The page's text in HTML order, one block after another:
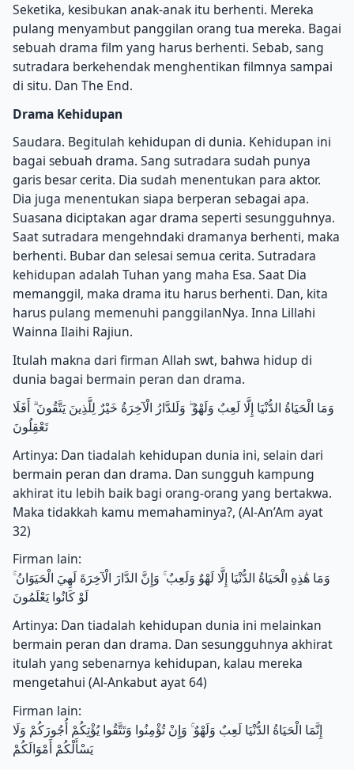
Seketika, kesibukan anak-anak itu berhenti. Mereka
pulang menyambut panggilan orang tua mereka. Bagai
sebuah drama film yang harus berhenti. Sebab, sang
sutradara berkehendak menghentikan filmnya sampai
di situ. Dan The End.
Drama Kehidupan
Saudara. Begitulah kehidupan di dunia. Kehidupan ini
bagai sebuah drama. Sang sutradara sudah punya
garis besar cerita. Dia sudah menentukan para aktor.
Dia juga menentukan siapa berperan sebagai apa.
Suasana diciptakan agar drama seperti sesungguhnya.
Saat sutradara mengehndaki dramanya berhenti, maka
berhenti. Bubar dan selesai semua cerita. Sutradara
kehidupan adalah Tuhan yang maha Esa. Saat Dia
memanggil, maka drama itu harus berhenti. Dan, kita
harus pulang memenuhi panggilanNya. Inna Lillahi
Wainna Ilaihi Rajiun.
Itulah makna dari firman Allah swt, bahwa hidup di
dunia bagai bermain peran dan drama.
وَمَا الْحَيَاةُ الدُّنْيَا إِلَّا لَعِبٌ وَلَهْوٌ ۖ وَلَلدَّارُ الْآخِرَةُ خَيْرٌ لِلَّذِينَ يَتَّقُونَ ۗ أَفَلَا
تَعْقِلُونَ
Artinya: Dan tiadalah kehidupan dunia ini, selain dari
bermain peran dan drama. Dan sungguh kampung
akhirat itu lebih baik bagi orang-orang yang bertakwa.
Maka tidakkah kamu memahaminya?, (Al-An’Am ayat
32)
Firman lain:
وَمَا هَٰذِهِ الْحَيَاةُ الدُّنْيَا إِلَّا لَهْوٌ وَلَعِبٌ ۚ وَإِنَّ الدَّارَ الْآخِرَةَ لَهِيَ الْحَيَوَانُ ۚ
لَوْ كَانُوا يَعْلَمُونَ
Artinya: Dan tiadalah kehidupan dunia ini melainkan
bermain peran dan drama. Dan sesungguhnya akhirat
itulah yang sebenarnya kehidupan, kalau mereka
mengetahui (Al-Ankabut ayat 64)
Firman lain:
إِنَّمَا الْحَيَاةُ الدُّنْيَا لَعِبٌ وَلَهْوٌ ۚ وَإِنْ تُؤْمِنُوا وَتَتَّقُوا يُؤْتِكُمْ أُجُورَكُمْ وَلَا
يَسْأَلْكُمْ أَمْوَالَكُمْ